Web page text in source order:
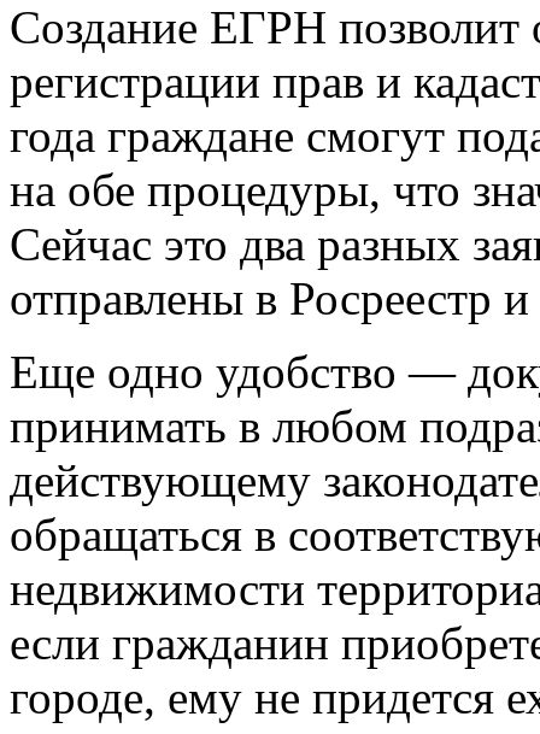
Создание ЕГРН позволит
регистрации прав и
года граждане смогут
на обе процедуры, что
Сейчас это два разных
отправлены в Росреестр
Еще одно удобство —
принимать в любом
действующему
обращаться в
недвижимости
если гражданин
городе, ему не придется